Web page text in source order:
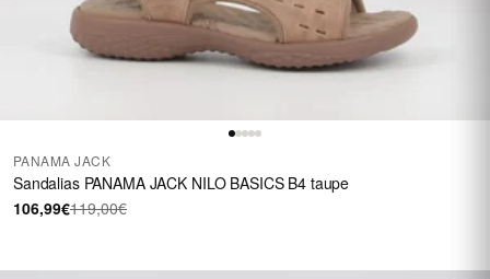
PANAMA JACK
Sandalias PANAMA JACK NILO BASICS B4 taupe
106,99€119,00€